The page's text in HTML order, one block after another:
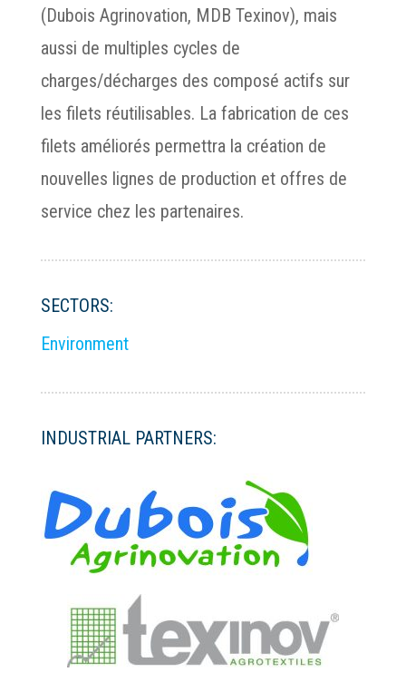
(Dubois Agrinovation, MDB Texinov), mais
aussi de multiples cycles de
charges/décharges des composé actifs sur
les filets réutilisables. La fabrication de ces
filets améliorés permettra la création de
nouvelles lignes de production et offres de
service chez les partenaires.
SECTORS:
Environment
INDUSTRIAL PARTNERS: